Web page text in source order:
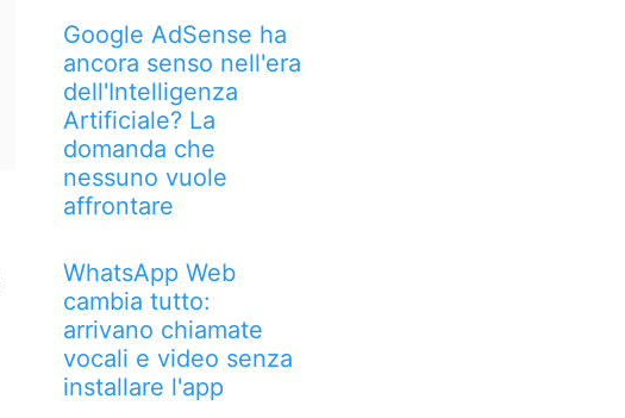
Google AdSense ha
ancora senso nell'era
dell'Intelligenza
Artificiale? La
domanda che
nessuno vuole
affrontare
WhatsApp Web
cambia tutto:
arrivano chiamate
vocali e video senza
installare l'app